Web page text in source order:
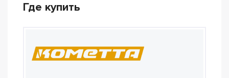
Где купить